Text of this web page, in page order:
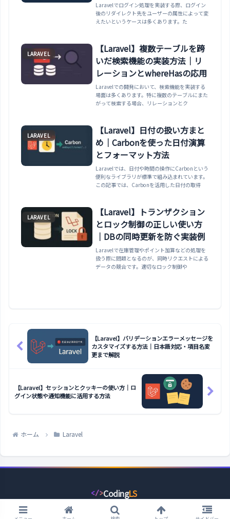
Laravelでログイン処理を実装する際、ログイン
後のリダイレクト先をユーザーの属性によって変
えたいというケースは多くあります。た
LARAVEL
【Laravel】複数テーブルを跨
いだ検索機能の実装方法｜リ
レーションとwhereHasの応用
Laravelでの開発において、検索機能を実装する
場面は多くあります。特に複数のテーブルにまた
がって検索する場合、リレーションとク
LARAVEL
【Laravel】日付の扱い方まと
め｜Carbonを使った日付演算
とフォーマット方法
Laravelでは、日付や時間の操作にCarbonという
便利なライブラリが標準で組み込まれています。
この記事では、Carbonを活用した日付の取得
LARAVEL
【Laravel】トランザクション
とロック制御の正しい使い方
｜DBの同時更新を防ぐ実装例
Laravelで在庫管理やポイント加算などの処理を
扱う際に問題となるのが、同時リクエストによる
データの競合です。適切なロック制御や
【Laravel】バリデーションエラーメッセージを
カスタマイズする方法｜日本語対応・項目名変
更まで解説
【Laravel】セッションとクッキーの使い方｜ロ
グイン状態や通知機能に活用する方法
ホーム Laravel
</>CodingLS
コ
© 2022 コーディングライフスタイル.